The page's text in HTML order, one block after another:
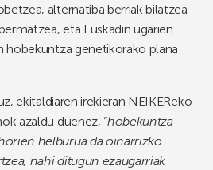
alternatiba berriak bilatzea
eta Euskadin ugarien
hobekuntza genetikorako plana
ekitaldiaren irekieran NEIKEReko
azaldu duenez, “hobekuntza
helburua da oinarrizko
nahi ditugun ezaugarriak